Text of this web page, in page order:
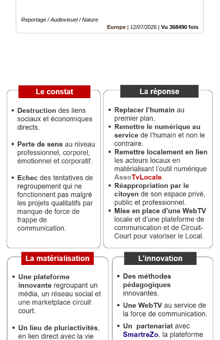
Inscription
Reportage / Audiovisuel / Nature
Europe
12/07/2026 Vu 368490 fois